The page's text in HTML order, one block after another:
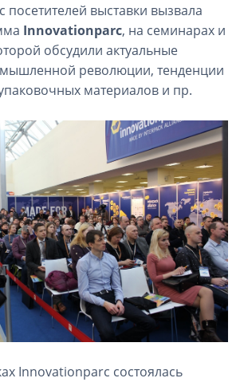
выставки вызвала
Innovationparc, на семинарах и
обсудили актуальные
революции, тенденции
материалов и пр.
Innovationparc состоялась